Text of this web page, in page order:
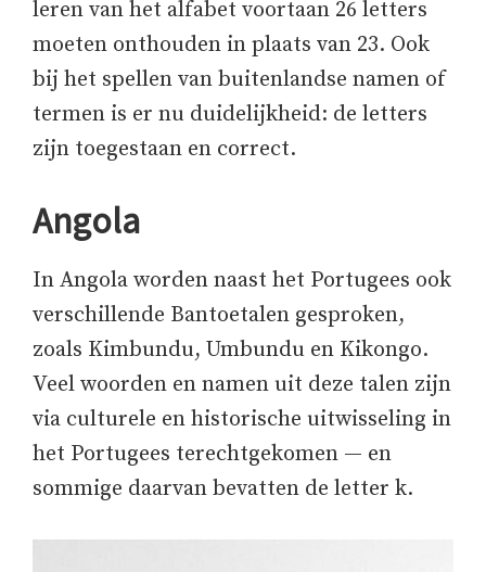
leren van het alfabet voortaan 26 letters
moeten onthouden in plaats van 23. Ook
bij het spellen van buitenlandse namen of
termen is er nu duidelijkheid: de letters
zijn toegestaan en correct.
Angola
In Angola worden naast het Portugees ook
verschillende Bantoetalen gesproken,
zoals Kimbundu, Umbundu en Kikongo.
Veel woorden en namen uit deze talen zijn
via culturele en historische uitwisseling in
het Portugees terechtgekomen — en
sommige daarvan bevatten de letter k.